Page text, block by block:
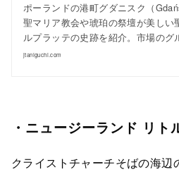
ポーランドの港町グダニスク（
聖マリア教会や琥珀の祭壇が美しい
ルプラッテの史跡を紹介。市場の
jtaniguchi.com
・ニュージーランド リ
クライストチャーチそばの海辺